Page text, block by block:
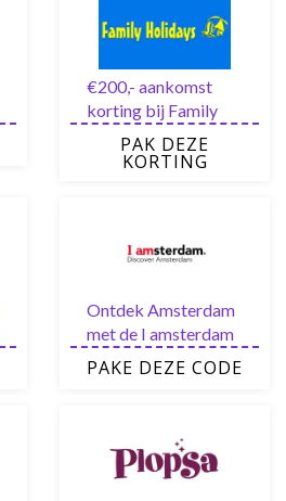
€200,- aankomst
korting bij Family
Holidays
PAK DEZE
KORTING
Ontdek Amsterdam
met de I amsterdam
City Card en bespaar
20% op je boekingen
PAKE DEZE CODE